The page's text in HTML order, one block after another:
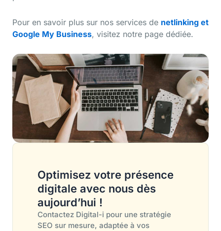
Pour en savoir plus sur nos services de netlinking et
Google My Business, visitez notre page dédiée.
Optimisez votre présence
digitale avec nous dès
aujourd’hui !
Contactez Digital-i pour une stratégie
SEO sur mesure, adaptée à vos